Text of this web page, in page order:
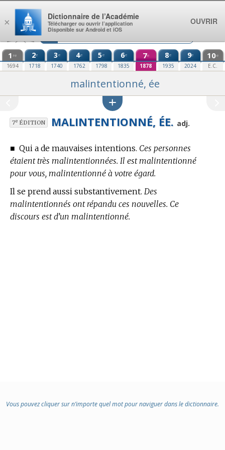
Aller au contenu
1 re
1694
2e
1718
3e
1740
4e
1762
5e
1798
6e
1835
7e
1878
8e
1935
9e
2024
10e
E.C.
malintentionné, ée
7eÉDITION MALINTENTIONNÉ, ÉE. adj.
■ Qui a de mauvaises intentions. Ces personnes
étaient très malintentionnées. Il est malintentionné
pour vous, malintentionné à votre égard.
Il se prend aussi substantivement. Des
malintentionnés ont répandu ces nouvelles. Ce
discours est d’un malintentionné.
Vous pouvez cliquer sur n’importe quel mot pour naviguer dans le dictionnaire.
×
Dictionnaire de l’Académie
Télécharger ou ouvrir l’application
Disponible sur Android et iOS
OUVRIR